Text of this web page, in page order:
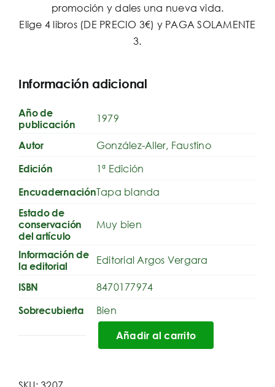
promoción y dales una nueva vida.
Elige 4 libros (DE PRECIO 3€) y PAGA SOLAMENTE
3.
Información adicional
Año de
publicación
1979
Autor González-Aller, Faustino
Edición 1ª Edición
EncuadernaciónTapa blanda
Estado de
conservación
del artículo
Muy bien
Información de
la editorial
Editorial Argos Vergara
ISBN 8470177974
Sobrecubierta Bien
Añadir al carrito